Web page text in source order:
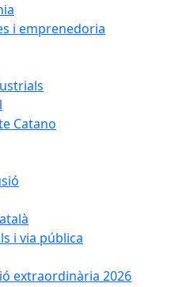
i emprenedoria
Catano
i via pública
extraordinària 2026